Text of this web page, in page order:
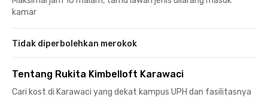
kamar
Tidak diperbolehkan merokok
Tentang Rukita Kimbelloft Karawaci
Cari kost di Karawaci yang dekat kampus UPH dan fasilitasnya